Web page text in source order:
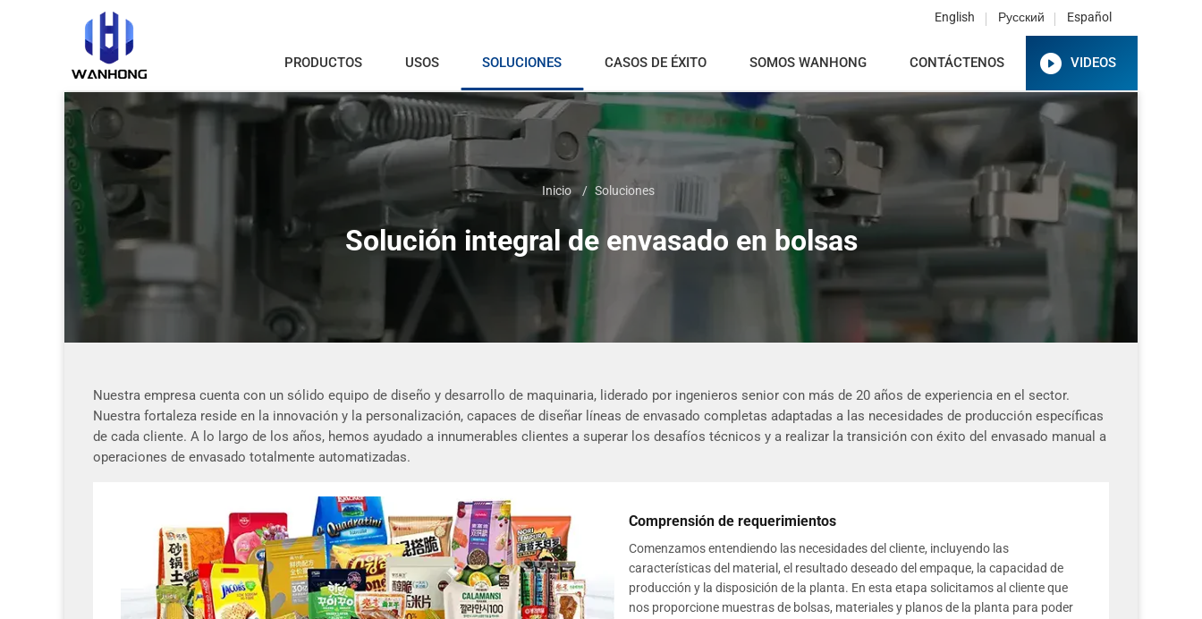
English Русский Español
PRODUCTOS USOS SOLUCIONES CASOS DE ÉXITO SOMOS WANHONG CONTÁCTENOS VIDEOS
Inicio Soluciones
Solución integral de envasado en bolsas
Nuestra empresa cuenta con un sólido equipo de diseño y desarrollo de maquinaria, liderado por ingenieros senior con más de 20 años de experiencia en el sector.
Nuestra fortaleza reside en la innovación y la personalización, capaces de diseñar líneas de envasado completas adaptadas a las necesidades de producción específicas
de cada cliente. A lo largo de los años, hemos ayudado a innumerables clientes a superar los desafíos técnicos y a realizar la transición con éxito del envasado manual a
operaciones de envasado totalmente automatizadas.
Comprensión de requerimientos
Comenzamos entendiendo las necesidades del cliente, incluyendo las
características del material, el resultado deseado del empaque, la capacidad de
producción y la disposición de la planta. En esta etapa solicitamos al cliente que
nos proporcione muestras de bolsas, materiales y planos de la planta para poder